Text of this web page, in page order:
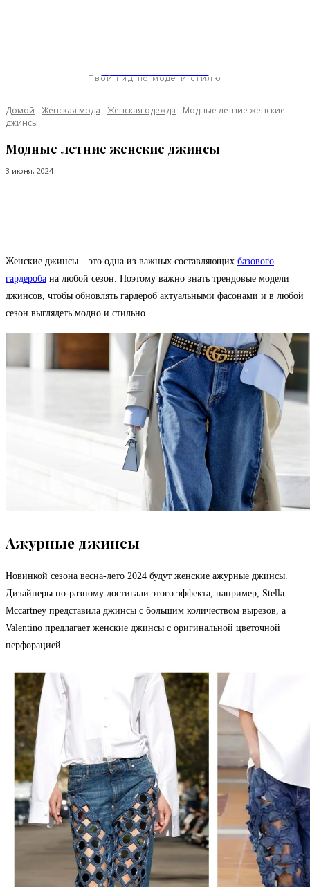
Твой гид по моде и стилю
Домой Женская мода Женская одежда
Модные летние женские
джинсы
Модные летние женские джинсы
3 июня, 2024
Женские джинсы – это одна из важных составляющих базового
гардероба на любой сезон. Поэтому важно знать трендовые модели
джинсов, чтобы обновлять гардероб актуальными фасонами и в любой
сезон выглядеть модно и стильно.
Ажурные джинсы
Новинкой сезона весна-лето 2024 будут женские ажурные джинсы.
Дизайнеры по-разному достигали этого эффекта, например, Stella
Mccartney представила джинсы с большим количеством вырезов, а
Valentino предлагает женские джинсы с оригинальной цветочной
перфорацией.